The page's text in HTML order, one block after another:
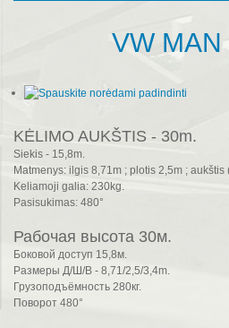
VW MAN
KĖLIMO AUKŠTIS - 30m.
Siekis - 15,8m.
Matmenys: ilgis 8,71m ; plotis 2,5m ; aukštis
Keliamoji galia: 230kg.
Pasisukimas: 480°
Рабочая высота 30м.
Боковой доступ 15,8м.
Размеры Д/Ш/В - 8,71/2,5/3,4m.
Грузоподъёмность 280кг.
Поворот 480°